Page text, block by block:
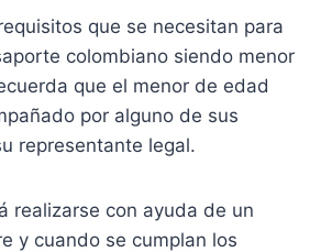
que se necesitan para
colombiano siendo menor
que el menor de edad
por alguno de sus
representante legal.
realizarse con ayuda de un
y cuando se cumplan los